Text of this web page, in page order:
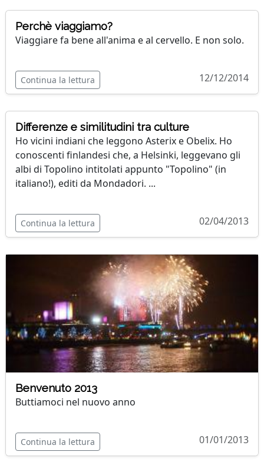
Perchè viaggiamo?
Viaggiare fa bene all'anima e al cervello. E non solo.
Continua la lettura 12/12/2014
Differenze e similitudini tra culture
Ho vicini indiani che leggono Asterix e Obelix. Ho
conoscenti finlandesi che, a Helsinki, leggevano gli
albi di Topolino intitolati appunto "Topolino" (in
italiano!), editi da Mondadori. ...
Continua la lettura 02/04/2013
Benvenuto 2013
Buttiamoci nel nuovo anno
Continua la lettura 01/01/2013